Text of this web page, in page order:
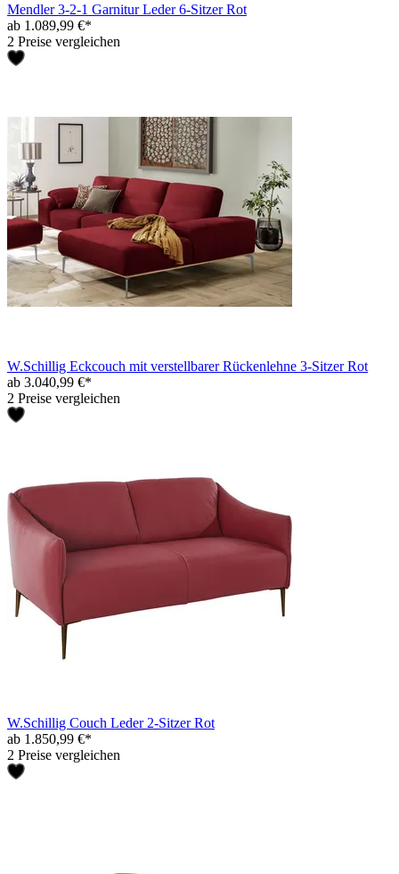
Mendler 3-2-1 Garnitur Leder 6-Sitzer Rot
ab 1.089,99 €*
2 Preise vergleichen
W.Schillig Eckcouch mit verstellbarer Rückenlehne 3-Sitzer Rot
ab 3.040,99 €*
2 Preise vergleichen
W.Schillig Couch Leder 2-Sitzer Rot
ab 1.850,99 €*
2 Preise vergleichen